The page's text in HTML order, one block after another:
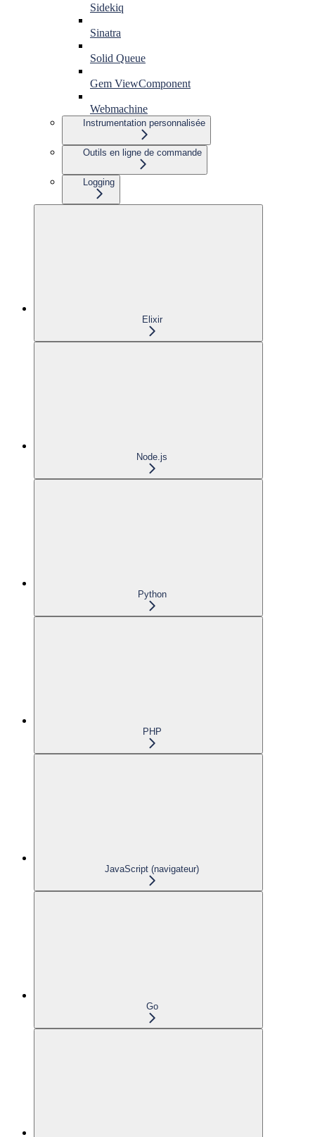
Sidekiq
Sinatra
Solid Queue
Gem ViewComponent
Webmachine
Instrumentation personnalisée
Outils en ligne de commande
Logging
Elixir
Node.js
Python
PHP
JavaScript (navigateur)
Go